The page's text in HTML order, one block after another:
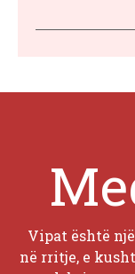
Vipat është
në rritje, e